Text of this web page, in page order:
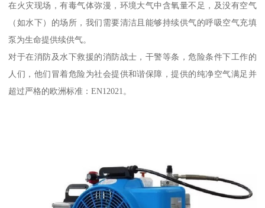
在火灾现场，有毒气体弥漫，环境大气中含氧量不足，及没有空气
（如水下）的场所，我们需要清洁且能够持续供气的呼吸空气充填
泵为生命提供续供气。
对于在消防及水下救援的消防战士，干警等条，危险条件下工作的
人们，他们冒着危险为社会提供和谐保障，提供的纯净空气满足并
超过严格的欧洲标准：EN12021。